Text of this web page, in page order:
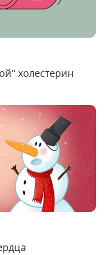
холестерин